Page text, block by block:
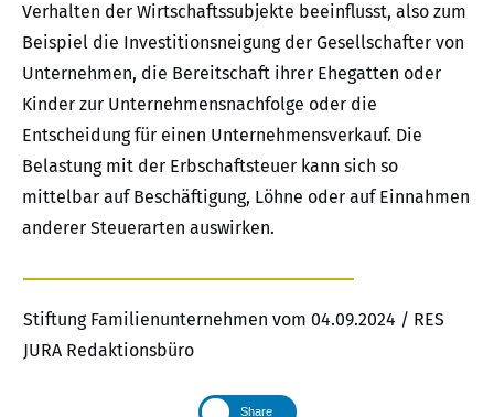
Verhalten der Wirtschaftssubjekte beeinflusst, also zum
Beispiel die Investitionsneigung der Gesellschafter von
Unternehmen, die Bereitschaft ihrer Ehegatten oder
Kinder zur Unternehmensnachfolge oder die
Entscheidung für einen Unternehmensverkauf. Die
Belastung mit der Erbschaftsteuer kann sich so
mittelbar auf Beschäftigung, Löhne oder auf Einnahmen
anderer Steuerarten auswirken.
Stiftung Familienunternehmen vom 04.09.2024 / RES
JURA Redaktionsbüro
Share